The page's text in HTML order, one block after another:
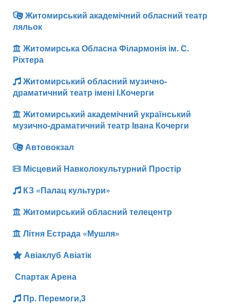
Житомирський академічний обласний театр
ляльок
Житомирська Обласна Філармонія ім. С.
Ріхтера
Житомирський обласний музично-
драматичний театр імені І.Кочерги
Житомирський академічний український
музично-драматичний театр Івана Кочерги
Автовокзал
Місцевий Навколокультурний Простір
КЗ «Палац культури»
Житомирський обласний телецентр
Літня Естрада «Мушля»
Авіаклуб Авіатік
Спартак Арена
Пр. Перемоги,3